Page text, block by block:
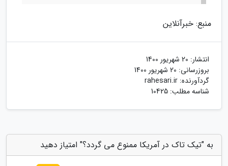
منبع: خبرآنلاین
انتشار: 20 شهریور 1400
بروزرسانی: 20 شهریور 1400
گردآورنده: rahesari.ir
شناسه مطلب: 10425
به "تیک تاک در آمریکا ممنوع می گردد؟" امتیاز دهید